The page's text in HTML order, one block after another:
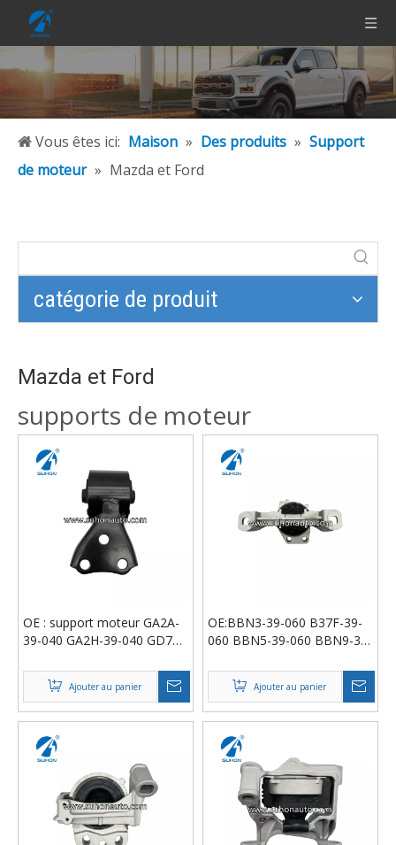
Vous êtes ici: Maison » Des produits » Support
de moteur » Mazda et Ford
catégorie de produit
Mazda et Ford
supports de moteur
OE : support moteur GA2A-
39-040 GA2H-39-040 GD7A-
Ajouter au panier
OE:BBN3-39-060 B37F-39-
060 BBN5-39-060 BBN9-39-
Ajouter au panier